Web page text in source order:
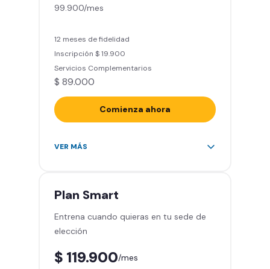
(Sujeto a disponibilidad de salón
Acceso a todas las áreas de la
sede
99.900/mes
12 meses de fidelidad
Inscripción $ 19.900
Servicios Complementarios
$ 89.000
Comienza ahora
Acceso ilimitado a más de 2.000
Smart Spa (Relájate en los sillones
de masajes)
Descuentos especiales en marcas
Smart Fit App (Tu plan de
VER MÁS
Plan Smart
Entrena cuando quieras en tu sede de
elección
$ 119.900/mes